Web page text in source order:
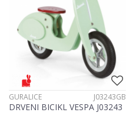
GURALICE J03243GB
DRVENI BICIKL VESPA J03243